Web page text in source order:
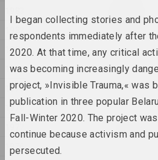
1981
1980
1979
1978
1976
HEADWIND
2025, видео
Анна Соколова
NET
2025, видео-
Антон
Paw Star
2025,
I began collecting stories and
respondents immediately after
2020. At that time, any critical
was becoming increasingly
project, »Invisible Trauma,« was
publication in three popular
Fall-Winter 2020. The project
continue because activism and
persecuted.